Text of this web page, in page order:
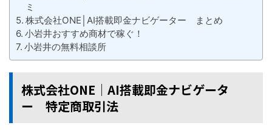
ミ
株式会社ONE│AI搭載即金ナビゲーター まとめ
小岩井おすすめ商材で稼ぐ！
小岩井の無料相談所
株式会社ONE│AI搭載即金ナビゲータ
ー 特定商取引法